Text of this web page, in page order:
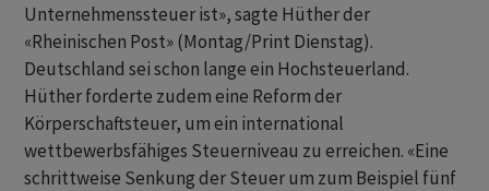
Unternehmenssteuer ist», sagte Hüther der
«Rheinischen Post» (Montag/Print Dienstag).
Deutschland sei schon lange ein Hochsteuerland.
Hüther forderte zudem eine Reform der
Körperschaftsteuer, um ein international
wettbewerbsfähiges Steuerniveau zu erreichen. «Eine
schrittweise Senkung der Steuer um zum Beispiel fünf